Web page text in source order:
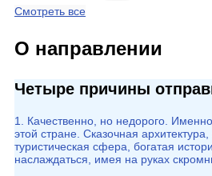
Смотреть все
О направлении
Четыре причины
1. Качественно, но недорого.
этой стране. Сказочная
туристическая сфера, богатая
наслаждаться, имея на руках